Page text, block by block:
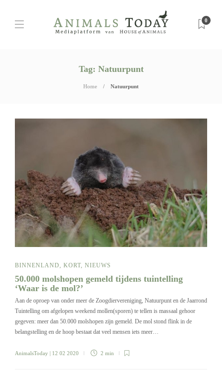
0
Tag: Natuurpunt
Home Natuurpunt
BINNENLAND KORT NIEUWS
50.000 molshopen gemeld tijdens tuintelling
‘Waar is de mol?’
Aan de oproep van onder meer de Zoogdiervereniging, Natuurpunt en de Jaarrond
Tuintelling om afgelopen weekend mollen(sporen) te tellen is massaal gehoor
gegeven: meer dan 50.000 molshopen zijn gemeld. De mol stond flink in de
belangstelling en de hoop bestaat dat veel mensen iets meer…
AnimalsToday | 12 02 2020 2 min